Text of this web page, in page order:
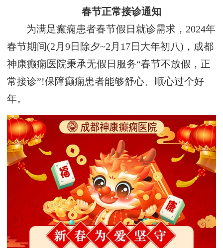
春节正常接诊通知
为满足癫痫患者春节假日就诊需求，2024年
春节期间(2月9日除夕~2月17日大年初八)，成都
神康癫痫医院秉承无假日服务“春节不放假，正
常接诊”!保障癫痫患者能够舒心、顺心过个好
年。